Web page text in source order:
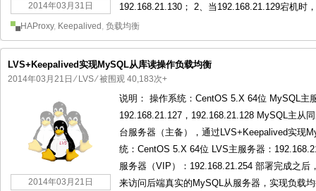
2014年03月31日
192.168.21.130； 2、当192.168.21.129宕机时
HAProxy, Keepalived , 负载均衡
LVS+Keepalived实现MySQL从库读操作负载均衡
2014年03月21日 ⁄ LVS⁄ 被围观 40,183次+
2014年03月21日
说明： 操作系统：CentOS 5.X 64位 MySQL主
192.168.21.127，192.168.21.128 MySQL主从
台服务器（主备），通过LVS+Keepalived实现
统：CentOS 5.X 64位 LVS主服务器：
服务器（VIP）：192.168.21.254 部署完成之
来访问后端真实的MySQL从服务器，实现负载